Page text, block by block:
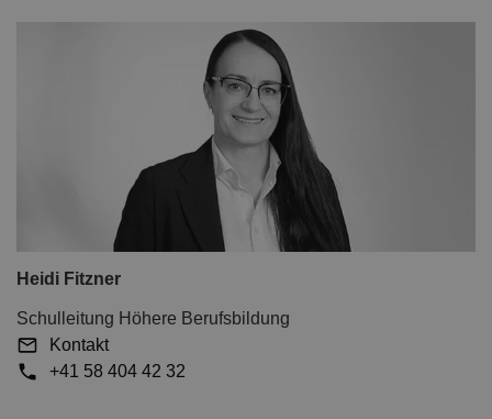
Heidi Fitzner
Schulleitung Höhere Berufsbildung
Kontakt
+41 58 404 42 32